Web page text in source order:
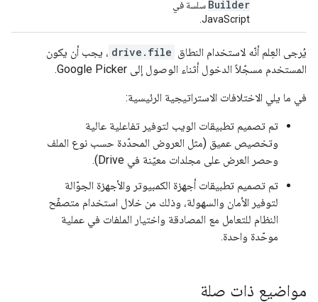
Builder سلسة في
JavaScript.
يُرجى العِلم أنّه لاستخدام النطاق drive.file ، يجب أن يكون
المستخدم مسجّلاً الدخول أثناء الوصول إلى Google Picker.
في ما يلي الاختلافات الاستراتيجية الرئيسية:
تم تصميم تطبيقات الويب لتوفير تفاعلية عالية
وتخصيص عميق (مثل العروض المحدّدة حسب نوع الملف
وحصر العرض على مجلدات معيّنة في Drive).
تم تصميم تطبيقات أجهزة الكمبيوتر والأجهزة الجوّالة
لتوفير الأمان والسهولة، وذلك من خلال استخدام متصفّح
النظام للتعامل مع المصادقة واختيار الملفات في عملية
موحّدة واحدة.
مواضيع ذات صلة